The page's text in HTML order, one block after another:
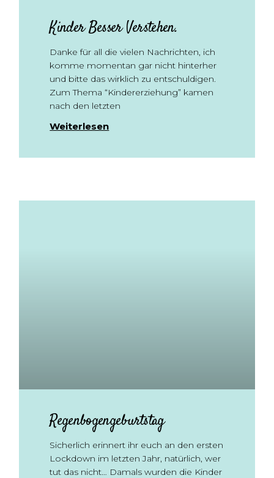
Kinder Besser Verstehen.
Danke für all die vielen Nachrichten, ich
komme momentan gar nicht hinterher
und bitte das wirklich zu entschuldigen.
Zum Thema “Kindererziehung” kamen
nach den letzten
Weiterlesen
Regenbogengeburtstag
Sicherlich erinnert ihr euch an den ersten
Lockdown im letzten Jahr, natürlich, wer
tut das nicht… Damals wurden die Kinder